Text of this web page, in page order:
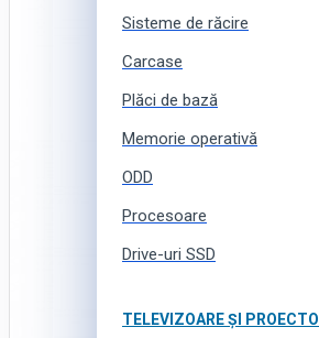
Sisteme de răcire
Carcase
Plăci de bază
Memorie operativă
ODD
Procesoare
Drive-uri SSD
TELEVIZOARE ȘI